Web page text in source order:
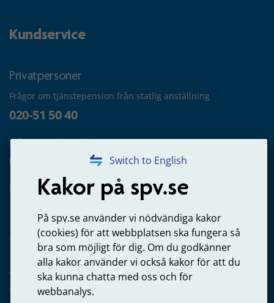
Switch to English
Kakor på spv.se
På spv.se använder vi nödvändiga kakor
(cookies) för att webbplatsen ska fungera så
bra som möjligt för dig. Om du godkänner
alla kakor använder vi också kakor för att du
ska kunna chatta med oss och för
webbanalys.
Kundservice
Privatpersoner
Frågor om tjänstepension från statlig anställning
020-51 50 40
Frågor om utbetalning
020-65 00 65
Kontakta oss
Arbetsgivare
Frågor om administration av tjänstepension från statlig